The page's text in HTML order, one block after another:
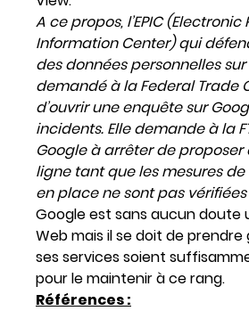
A ce propos, l’EPIC (Electronic
Information Center) qui
des données personnelles
demandé à la Federal Trade
d’ouvrir une enquête sur
incidents. Elle demande à la
Google à arrêter de proposer
ligne tant que les mesures
en place ne sont pas
Google est sans aucun doute
Web mais il se doit de
ses services soient
pour le maintenir à ce rang.
Références :